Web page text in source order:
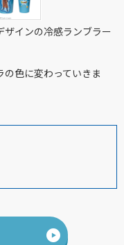
ザインの冷感ランブラー
色に変わっていきま